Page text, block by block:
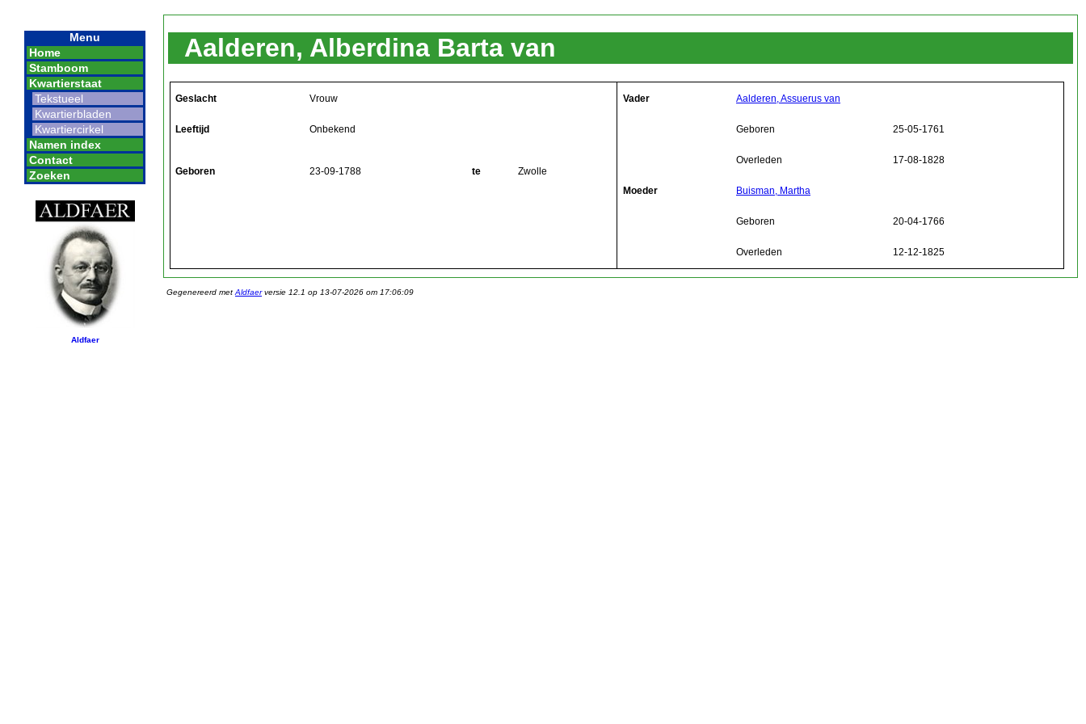
Menu
Home
Stamboom
Kwartierstaat
Tekstueel
Kwartierbladen
Kwartiercirkel
Namen index
Contact
Zoeken
Aldfaer
Aalderen, Alberdina Barta van
Geslacht Vrouw
Leeftijd Onbekend
Geboren 23-09-1788 te Zwolle
Vader Aalderen, Assuerus van
Geboren 25-05-1761
Overleden 17-08-1828
Moeder Buisman, Martha
Geboren 20-04-1766
Overleden 12-12-1825
Gegenereerd met Aldfaerversie 12.1 op 13-07-2026 om 17:06:09